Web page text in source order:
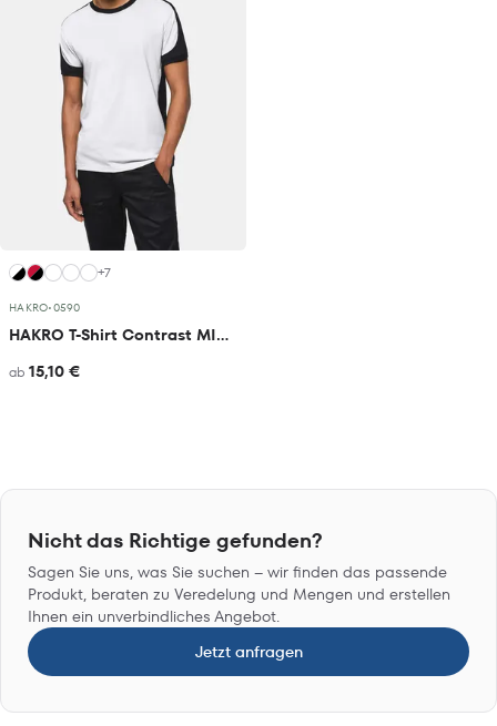
+7
HAKRO•0590
HAKRO T-Shirt Contrast MIKRALINAR® ECO
ab 15,10 €
Nicht das Richtige gefunden?
Sagen Sie uns, was Sie suchen – wir finden das passende
Produkt, beraten zu Veredelung und Mengen und erstellen
Ihnen ein unverbindliches Angebot.
Jetzt anfragen